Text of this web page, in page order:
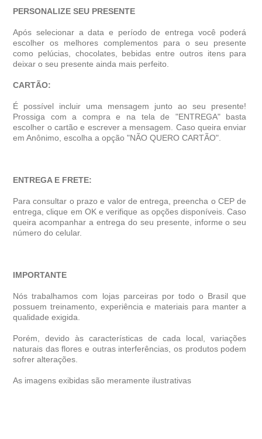
PERSONALIZE SEU PRESENTE
Após selecionar a data e período de entrega você poder
escolher os melhores complementos para o seu presente
como pelúcias, chocolates, bebidas entre outros itens para
deixar o seu presente ainda mais perfeito.
CARTÃO:
É possível incluir uma mensagem junto ao seu presente!
Prossiga com a compra e na tela de "ENTREGA" basta
escolher o cartão e escrever a mensagem. Caso queira enviar
em Anônimo, escolha a opção "NÃO QUERO CARTÃO".
ENTREGA E FRETE:
Para consultar o prazo e valor de entrega, preencha o CEP de
entrega, clique em OK e verifique as opções disponíveis. Caso
queira acompanhar a entrega do seu presente, informe o seu
número do celular.
IMPORTANTE
Nós trabalhamos com lojas parceiras por todo o Brasil que
possuem treinamento, experiência e materiais para manter a
qualidade exigida.
Porém, devido às características de cada local, variações
naturais das flores e outras interferências, os produtos podem
sofrer alterações.
As imagens exibidas são meramente ilustrativas